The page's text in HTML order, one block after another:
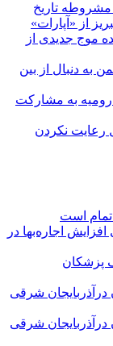
تاریخ
از «آپارات»
موج جدیدی از
به دنبال از بین
ارومیه به مشارکت
رعایت نکردن
است
افزایش اجاره‌بها در
پزشکان
شرقی
شرقی